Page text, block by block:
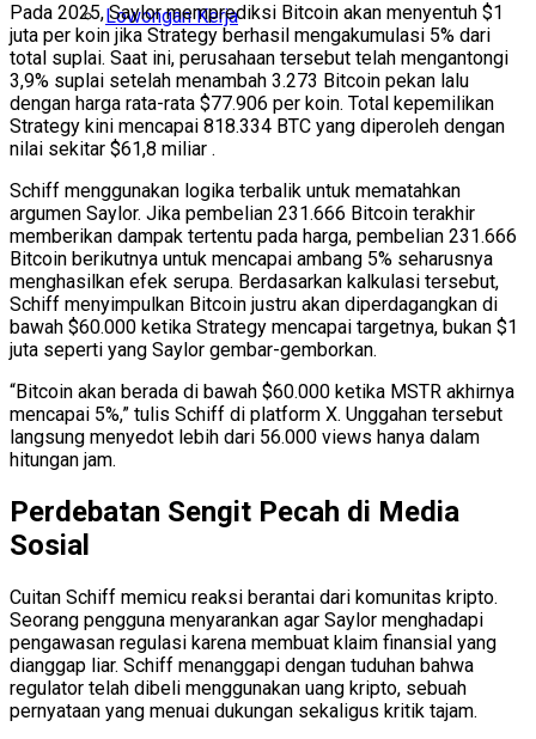
Lowongan Kerja
Pada 2025, Saylor memprediksi Bitcoin akan menyentuh $1
juta per koin jika Strategy berhasil mengakumulasi 5% dari
total suplai. Saat ini, perusahaan tersebut telah mengantongi
3,9% suplai setelah menambah 3.273 Bitcoin pekan lalu
dengan harga rata-rata $77.906 per koin. Total kepemilikan
Strategy kini mencapai 818.334 BTC yang diperoleh dengan
nilai sekitar $61,8 miliar .
Schiff menggunakan logika terbalik untuk mematahkan
argumen Saylor. Jika pembelian 231.666 Bitcoin terakhir
memberikan dampak tertentu pada harga, pembelian 231.666
Bitcoin berikutnya untuk mencapai ambang 5% seharusnya
menghasilkan efek serupa. Berdasarkan kalkulasi tersebut,
Schiff menyimpulkan Bitcoin justru akan diperdagangkan di
bawah $60.000 ketika Strategy mencapai targetnya, bukan $1
juta seperti yang Saylor gembar-gemborkan.
“Bitcoin akan berada di bawah $60.000 ketika MSTR akhirnya
mencapai 5%,” tulis Schiff di platform X. Unggahan tersebut
langsung menyedot lebih dari 56.000 views hanya dalam
hitungan jam.
Perdebatan Sengit Pecah di Media
Sosial
Cuitan Schiff memicu reaksi berantai dari komunitas kripto.
Seorang pengguna menyarankan agar Saylor menghadapi
pengawasan regulasi karena membuat klaim finansial yang
dianggap liar. Schiff menanggapi dengan tuduhan bahwa
regulator telah dibeli menggunakan uang kripto, sebuah
pernyataan yang menuai dukungan sekaligus kritik tajam.